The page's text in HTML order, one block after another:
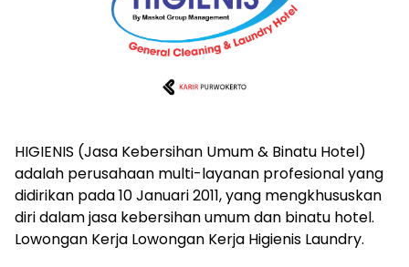
HIGIENIS (Jasa Kebersihan Umum & Binatu Hotel)
adalah perusahaan multi-layanan profesional yang
didirikan pada 10 Januari 2011, yang mengkhususkan
diri dalam jasa kebersihan umum dan binatu hotel.
Lowongan Kerja Lowongan Kerja Higienis Laundry.